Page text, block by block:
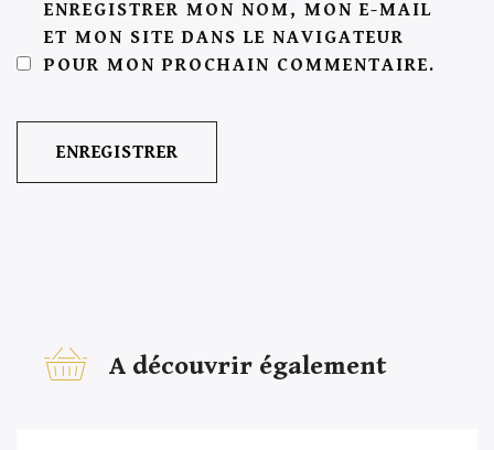
ENREGISTRER MON NOM, MON E-MAIL
ET MON SITE DANS LE NAVIGATEUR
POUR MON PROCHAIN COMMENTAIRE.
A découvrir également